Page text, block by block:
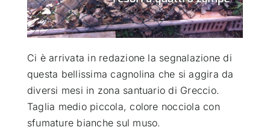
RUBRICHE
SEMPRE CON ME
Ci è arrivata in redazione la segnalazione di
questa bellissima cagnolina che si aggira da
diversi mesi in zona santuario di Greccio.
Taglia medio piccola, colore nocciola con
sfumature bianche sul muso.